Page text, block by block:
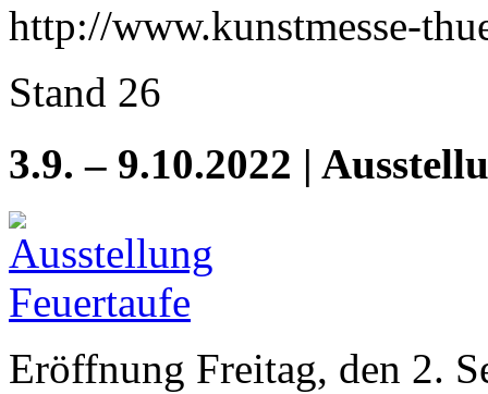
http://www.kunstmesse-
Stand 26
3.9. – 9.10.2022 |
Eröffnung Freitag, den 2.